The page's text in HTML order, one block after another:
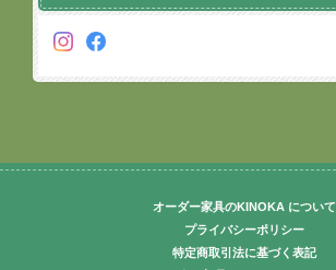
オーダー家具のKINOKA について
プライバシーポリシー
特定商取引法に基づく表記